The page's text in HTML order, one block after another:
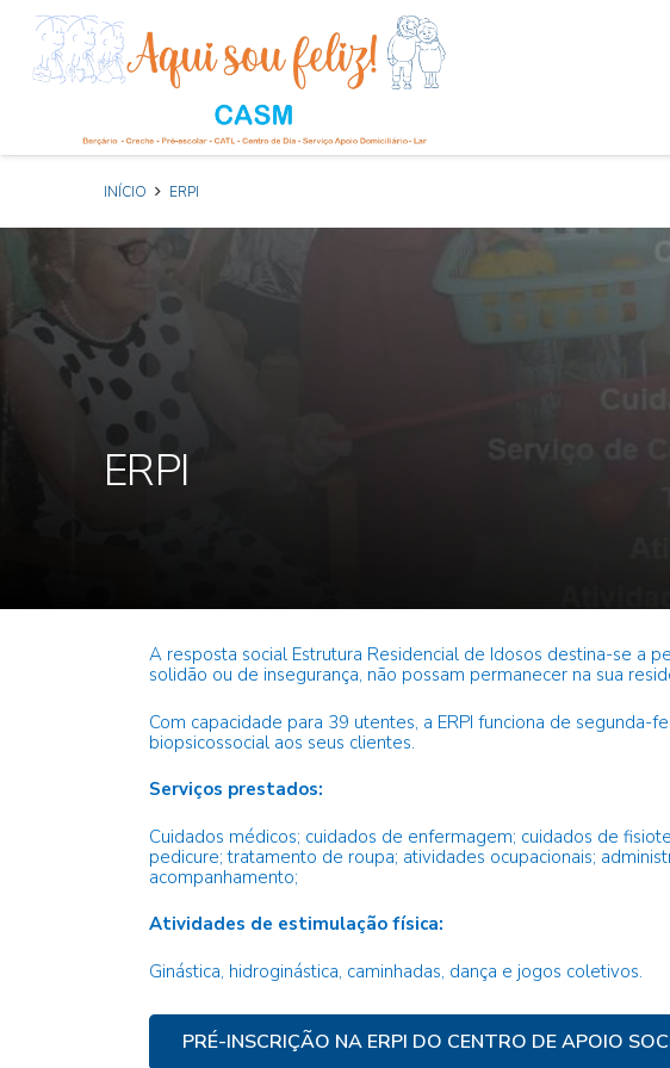
INÍCIO ERPI
ERPI
A resposta social Estrutura Residencial de Idosos destina-se a
solidão ou de insegurança, não possam permanecer na sua
Com capacidade para 39 utentes, a ERPI funciona de
biopsicossocial aos seus clientes.
Serviços prestados:
Cuidados médicos; cuidados de enfermagem; cuidados de
pedicure; tratamento de roupa; atividades ocupacionais;
acompanhamento;
Atividades de estimulação física:
Ginástica, hidroginástica, caminhadas, dança e jogos coletivos.
PRÉ-INSCRIÇÃO NA ERPI DO CENTRO DE APOIO